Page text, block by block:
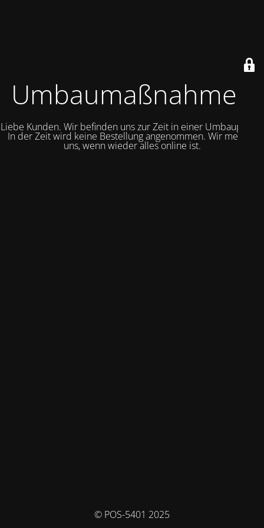
Umbaumaßnahmen
Liebe Kunden. Wir befinden uns zur Zeit in einer Umbauphase.
In der Zeit wird keine Bestellung angenommen. Wir melden
uns, wenn wieder alles online ist.
© POS-5401 2025